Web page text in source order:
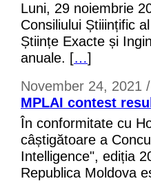
Luni, 29 noiembrie
Consiliului Știiințific
Științe Exacte și
anuale. […]
November 24, 2021
MPLAI contest
În conformitate cu
câștigătoare a
Intelligence", ediția
Republica Moldova